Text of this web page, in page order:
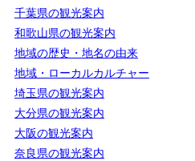
千葉県の観光案内
和歌山県の観光案内
地域の歴史・地名の由来
地域・ローカルカルチャー
埼玉県の観光案内
大分県の観光案内
大阪の観光案内
奈良県の観光案内